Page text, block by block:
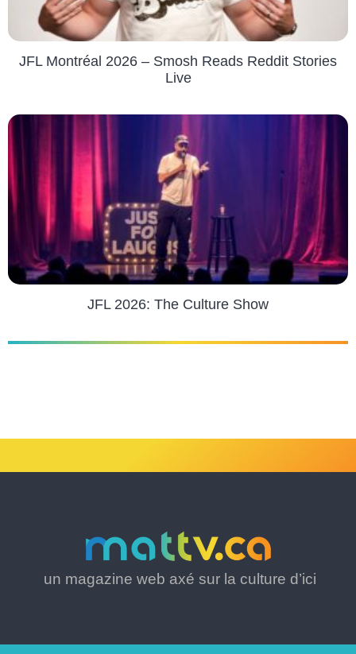
JFL Montréal 2026 – Smosh Reads Reddit Stories
Live
JFL 2026: The Culture Show
un magazine web axé sur la culture d’ici